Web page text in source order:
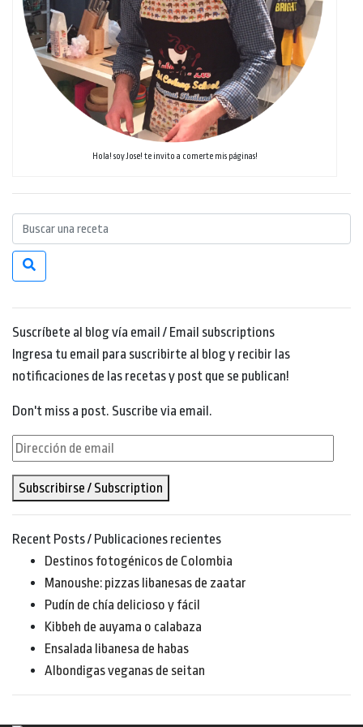
Hola! soy Jose! te invito a comerte mis páginas!
Suscríbete al blog vía email / Email subscriptions
Ingresa tu email para suscribirte al blog y recibir las
notificaciones de las recetas y post que se publican!
Don't miss a post. Suscribe via email.
Dirección
email
Subscribirse / Subscription
Recent Posts / Publicaciones recientes
Destinos fotogénicos de Colombia
Manoushe: pizzas libanesas de zaatar
Pudín de chía delicioso y fácil
Kibbeh de auyama o calabaza
Ensalada libanesa de habas
Albondigas veganas de seitan